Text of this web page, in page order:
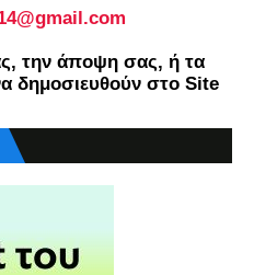
την άποψη σας, ή τα
δημοσιευθούν στο Site